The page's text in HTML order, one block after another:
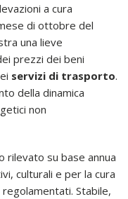
a cura
di ottobre del
una lieve
prezzi dei beni
servizi di trasporto.
della dinamica
non
rilevato su base annua
culturali e per la cura
Stabile,